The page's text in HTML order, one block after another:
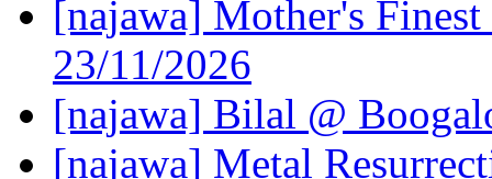
[najawa] Mother's
23/11/2026
[najawa] Bilal @
[najawa] Metal